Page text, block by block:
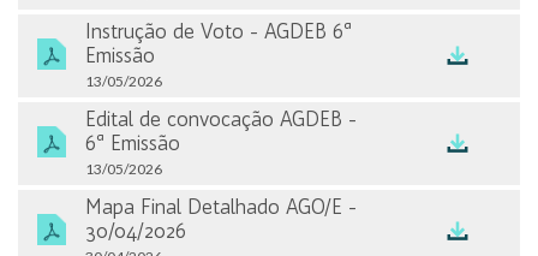
Cotações e Gráficos
Instrução de Voto - AGDEB 6ª
Emissão
13/05/2026
Edital de convocação AGDEB -
6ª Emissão
13/05/2026
Mapa Final Detalhado AGO/E -
30/04/2026